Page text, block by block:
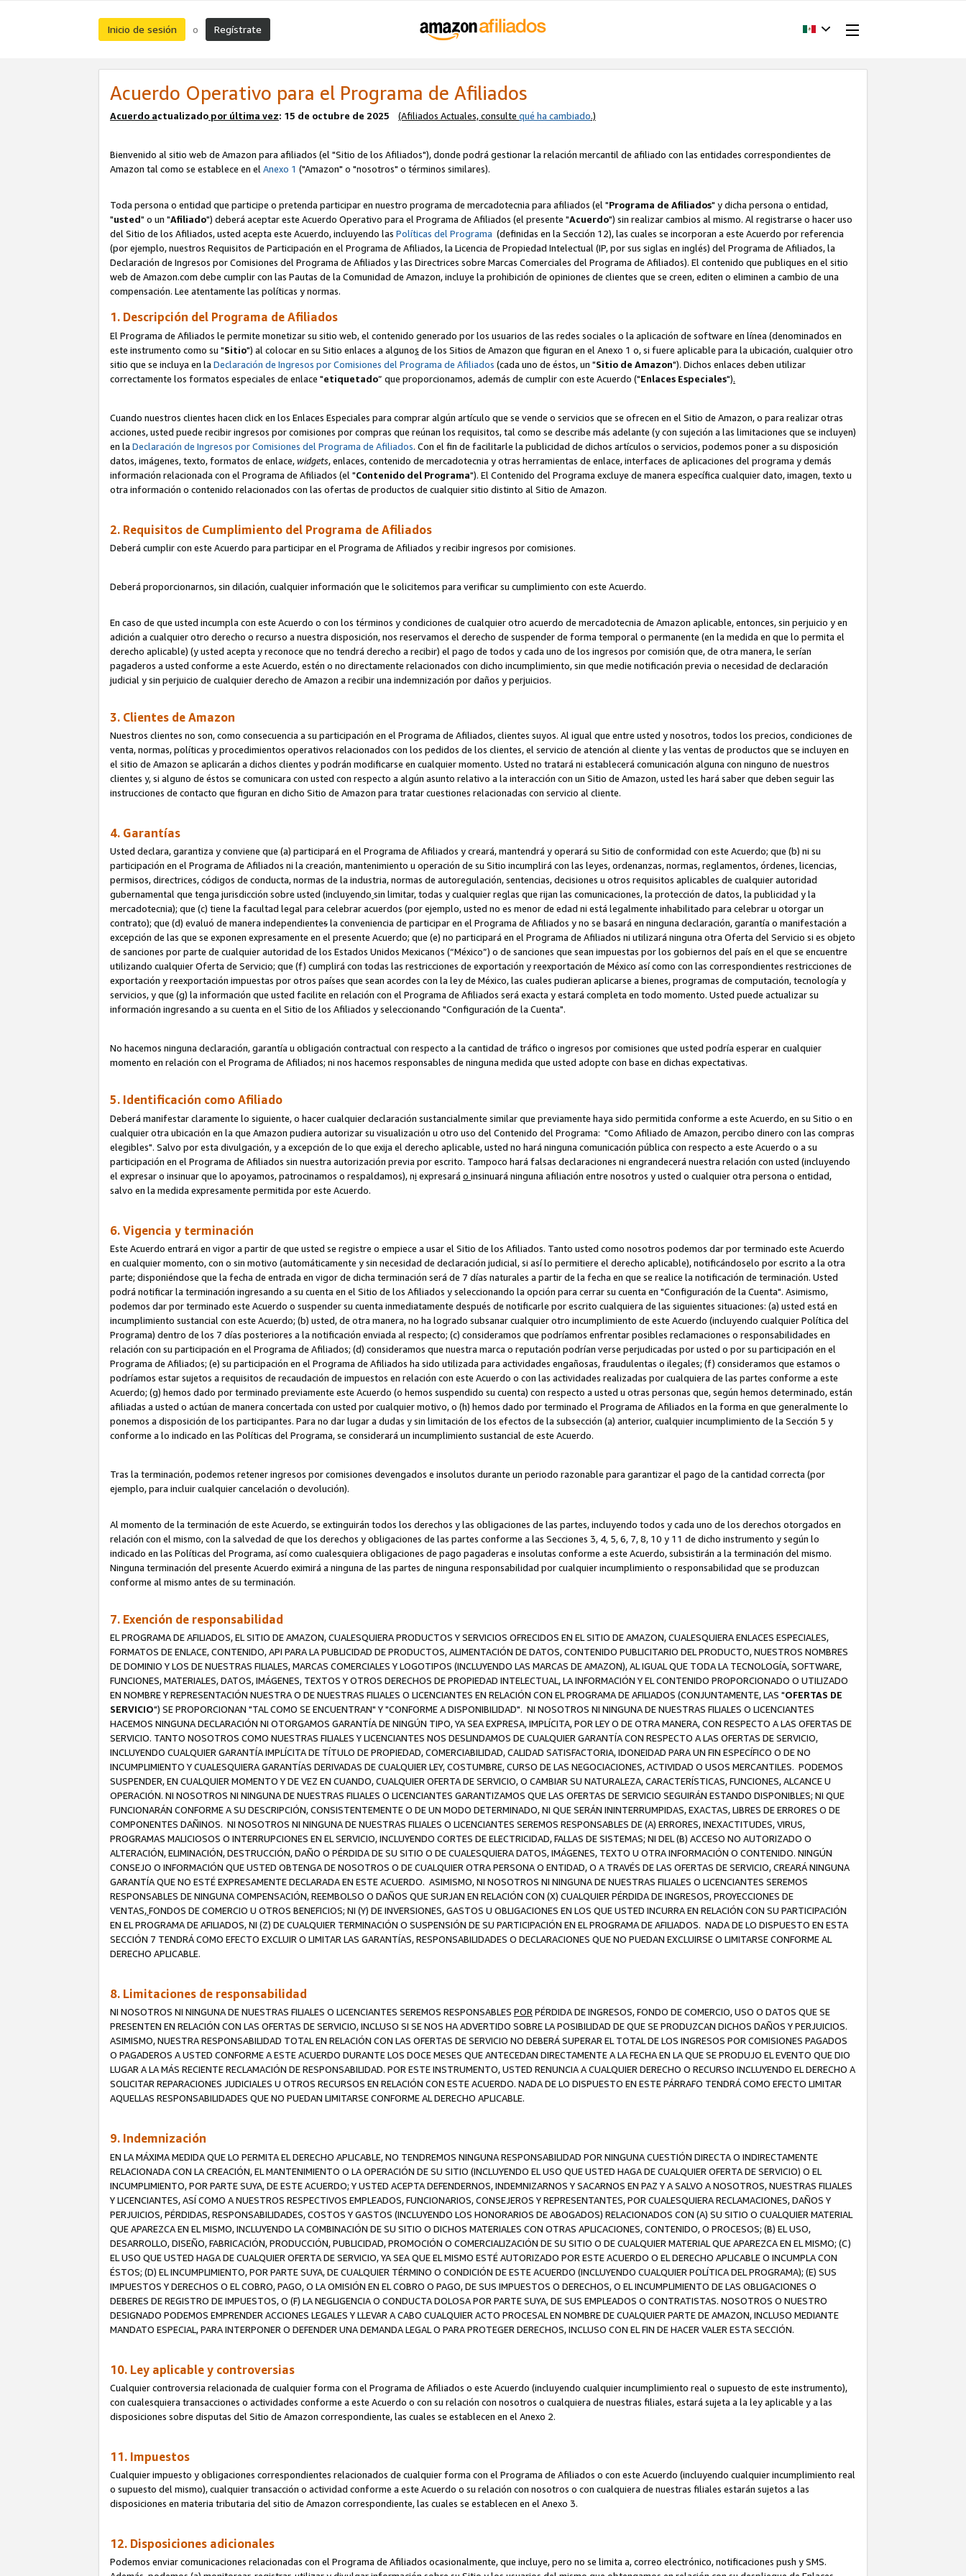
Inicio de sesión o Regístrate
Acuerdo Operativo para el Programa de Afiliados
Acuerdo actualizado por última vez: 15 de octubre de 2025 (Afiliados Actuales, consulte qué ha cambiado.)
Bienvenido al sitio web de Amazon para afiliados (el "Sitio de los Afiliados"), donde podrá gestionar la relación mercantil de afiliado con las entidades correspondientes de
Amazon tal como se establece en elAnexo 1 ("Amazon" o "nosotros" o términos similares).
Toda persona o entidad que participe o pretenda participar en nuestro programa de mercadotecnia para afiliados (el "Programa de Afiliados" y dicha persona o entidad,
"usted" o un "Afiliado") deberá aceptar este Acuerdo Operativo para el Programa de Afiliados (el presente "Acuerdo") sin realizar cambios al mismo. Al registrarse o hacer uso
del Sitio de los Afiliados, usted acepta este Acuerdo, incluyendo las Políticas del Programa (definidas en la Sección 12), las cuales se incorporan a este Acuerdo por referencia
(por ejemplo, nuestros Requisitos de Participación en el Programa de Afiliados, la Licencia de Propiedad Intelectual (IP, por sus siglas en inglés) del Programa de Afiliados, la
Declaración de Ingresos por Comisiones del Programa de Afiliados y las Directrices sobre Marcas Comerciales del Programa de Afiliados). El contenido que publiques en el sitio
web de Amazon.com debe cumplir con las Pautas de la Comunidad de Amazon, incluye la prohibición de opiniones de clientes que se creen, editen o eliminen a cambio de una
compensación. Lee atentamente las políticas y normas.
1. Descripción del Programa de Afiliados
El Programa de Afiliados le permite monetizar su sitio web, el contenido generado por los usuarios de las redes sociales o la aplicación de software en línea (denominados en
este instrumento como su "Sitio") al colocar en su Sitio enlaces a algunos de los Sitios de Amazon que figuran en el Anexo 1 o, si fuere aplicable para la ubicación, cualquier otro
sitio que se incluya en la Declaración de Ingresos por Comisiones del Programa de Afiliados (cada uno de éstos, un "Sitio de Amazon"). Dichos enlaces deben utilizar
correctamente los formatos especiales de enlace "etiquetado” que proporcionamos, además de cumplir con este Acuerdo ("Enlaces Especiales").
Cuando nuestros clientes hacen click en los Enlaces Especiales para comprar algún artículo que se vende o servicios que se ofrecen en el Sitio de Amazon, o para realizar otras
acciones, usted puede recibir ingresos por comisiones por compras que reúnan los requisitos, tal como se describe más adelante (y con sujeción a las limitaciones que se incluyen)
en la Declaración de Ingresos por Comisiones del Programa de Afiliados. Con el fin de facilitarle la publicidad de dichos artículos o servicios, podemos poner a su disposición
datos, imágenes, texto, formatos de enlace,widgets, enlaces, contenido de mercadotecnia y otras herramientas de enlace, interfaces de aplicaciones del programa y demás
información relacionada con el Programa de Afiliados (el "Contenido del Programa"). El Contenido del Programa excluye de manera específica cualquier dato, imagen, texto u
otra información o contenido relacionados con las ofertas de productos de cualquier sitio distinto al Sitio de Amazon.
2. Requisitos de Cumplimiento del Programa de Afiliados
Deberá cumplir con este Acuerdo para participar en el Programa de Afiliados y recibir ingresos por comisiones.
Deberá proporcionarnos, sin dilación, cualquier información que le solicitemos para verificar su cumplimiento con este Acuerdo.
En caso de que usted incumpla con este Acuerdo o con los términos y condiciones de cualquier otro acuerdo de mercadotecnia de Amazon aplicable, entonces, sin perjuicio y en
adición a cualquier otro derecho o recurso a nuestra disposición, nos reservamos el derecho de suspender de forma temporal o permanente (en la medida en que lo permita el
derecho aplicable) (y usted acepta y reconoce que no tendrá derecho a recibir) el pago de todos y cada uno de los ingresos por comisión que, de otra manera, le serían
pagaderos a usted conforme a este Acuerdo, estén o no directamente relacionados con dicho incumplimiento, sin que medie notificación previa o necesidad de declaración
judicial y sin perjuicio de cualquier derecho de Amazon a recibir una indemnización por daños y perjuicios.
3. Clientes de Amazon
Nuestros clientes no son, como consecuencia a su participación en el Programa de Afiliados, clientes suyos. Al igual que entre usted y nosotros, todos los precios, condiciones de
venta, normas, políticas y procedimientos operativos relacionados con los pedidos de los clientes, el servicio de atención al cliente y las ventas de productos que se incluyen en
el sitio de Amazon se aplicarán a dichos clientes y podrán modificarse en cualquier momento. Usted no tratará ni establecerá comunicación alguna con ninguno de nuestros
clientes y, si alguno de éstos se comunicara con usted con respecto a algún asunto relativo a la interacción con un Sitio de Amazon, usted les hará saber que deben seguir las
instrucciones de contacto que figuran en dicho Sitio de Amazon para tratar cuestiones relacionadas con servicio al cliente.
4. Garantías
Usted declara, garantiza y conviene que (a) participará en el Programa de Afiliados y creará, mantendrá y operará su Sitio de conformidad con este Acuerdo; que (b) ni su
participación en el Programa de Afiliados ni la creación, mantenimiento u operación de su Sitio incumplirá con las leyes, ordenanzas, normas, reglamentos, órdenes, licencias,
permisos, directrices, códigos de conducta, normas de la industria, normas de autoregulación, sentencias, decisiones u otros requisitos aplicables de cualquier autoridad
gubernamental que tenga jurisdicción sobre usted (incluyendo sin limitar, todas y cualquier reglas que rijan las comunicaciones, la protección de datos, la publicidad y la
mercadotecnia); que (c) tiene la facultad legal para celebrar acuerdos (por ejemplo, usted no es menor de edad ni está legalmente inhabilitado para celebrar u otorgar un
contrato); que (d) evaluó de manera independientesla conveniencia de participar en el Programa de Afiliados y no se basará en ninguna declaración, garantía o manifestación a
excepción de las que se exponen expresamente en el presente Acuerdo; que (e) no participará en el Programa de Afiliados ni utilizará ninguna otra Oferta del Servicio si es objeto
de sanciones por parte de cualquier autoridad de los Estados Unidos Mexicanos (“México”) o de sanciones que sean impuestas por los gobiernos del país en el que se encuentre
utilizando cualquier Oferta de Servicio; que (f) cumplirá con todas las restricciones de exportación y reexportación de México así como con las correspondientes restricciones de
exportación y reexportación impuestas por otros países que sean acordes con la ley de México, las cuales pudieran aplicarse a bienes, programas de computación, tecnología y
servicios, y que (g) la información que usted facilite en relación con el Programa de Afiliados será exacta y estará completa en todo momento. Usted puede actualizar su
información ingresando a su cuenta en el Sitio de los Afiliados y seleccionando "Configuración de la Cuenta".
No hacemos ninguna declaración, garantía u obligación contractual con respecto a la cantidad de tráfico o ingresos por comisiones que usted podría esperar en cualquier
momento en relación con el Programa de Afiliados; ni nos hacemos responsables de ninguna medida que usted adopte con base en dichas expectativas.
5. Identificación como Afiliado
Deberá manifestar claramente lo siguiente, o hacer cualquier declaración sustancialmente similar que previamente haya sido permitida conforme a este Acuerdo, en su Sitio o en
cualquier otra ubicación en la que Amazon pudiera autorizar su visualización u otro uso del Contenido del Programa: "Como Afiliado de Amazon, percibo dinero con las compras
elegibles". Salvo por esta divulgación, y a excepción de lo que exija el derecho aplicable, usted no hará ninguna comunicación pública con respecto a este Acuerdo o a su
participación en el Programa de Afiliados sin nuestra autorización previa por escrito. Tampoco hará falsas declaraciones ni engrandecerá nuestra relación con usted (incluyendo
el expresar o insinuar que lo apoyamos, patrocinamos o respaldamos), ni expresará o insinuará ninguna afiliación entre nosotros y usted o cualquier otra persona o entidad,
salvo en la medida expresamente permitida por este Acuerdo.
6. Vigencia y terminación
Este Acuerdo entrará en vigor a partir de que usted se registre o empiece a usar el Sitio de los Afiliados. Tanto usted como nosotros podemos dar por terminado este Acuerdo
en cualquier momento, con o sin motivo (automáticamente y sin necesidad de declaración judicial, si así lo permitiere el derecho aplicable), notificándoselo por escrito a la otra
parte; disponiéndose que la fecha de entrada en vigor de dicha terminación será de 7 días naturales a partir de la fecha en que se realice la notificación de terminación. Usted
podrá notificar la terminación ingresando a su cuenta en el Sitio de los Afiliados y seleccionando la opción para cerrar su cuenta en "Configuración de la Cuenta". Asimismo,
podemos dar por terminado este Acuerdo o suspender su cuenta inmediatamente después de notificarle por escrito cualquiera de las siguientes situaciones: (a) usted está en
incumplimiento sustancial con este Acuerdo; (b) usted, de otra manera, no ha logrado subsanar cualquier otro incumplimiento de este Acuerdo (incluyendo cualquier Política del
Programa) dentro de los 7 días posteriores a la notificación enviada al respecto; (c) consideramos que podríamos enfrentar posibles reclamaciones o responsabilidades en
relación con su participación en el Programa de Afiliados; (d) consideramos que nuestra marca o reputación podrían verse perjudicadas por usted o por su participación en el
Programa de Afiliados; (e) su participación en el Programa de Afiliados ha sido utilizada para actividades engañosas, fraudulentas o ilegales; (f) consideramos que estamos o
podríamos estar sujetos a requisitos de recaudación de impuestos en relación con este Acuerdo o con las actividades realizadas por cualquiera de las partes conforme a este
Acuerdo; (g) hemos dado por terminado previamente este Acuerdo (o hemos suspendido su cuenta) con respecto a usted u otras personas que, según hemos determinado, están
afiliadas a usted o actúan de manera concertada con usted por cualquier motivo, o (h) hemos dado por terminado el Programa de Afiliados en la forma en que generalmente lo
ponemos a disposición de los participantes. Para no dar lugar a dudas y sin limitación de los efectos de la subsección (a) anterior, cualquier incumplimiento de la Sección 5 y
conforme a lo indicado en las Políticas del Programa, se considerará un incumplimiento sustancial de este Acuerdo.
Tras la terminación, podemos retener ingresos por comisiones devengados e insolutos durante un periodo razonable para garantizar el pago de la cantidad correcta (por
ejemplo, para incluir cualquier cancelación o devolución).
Al momento de la terminación de este Acuerdo, se extinguirán todos los derechos y las obligaciones de las partes, incluyendo todos y cada uno de los derechos otorgados en
relación con el mismo, con la salvedad de que los derechos y obligaciones de las partes conforme a las Secciones 3, 4, 5, 6, 7, 8, 10 y 11 de dicho instrumento y según lo
indicado en las Políticas del Programa, así como cualesquiera obligaciones de pago pagaderas e insolutas conforme a este Acuerdo, subsistirán a la terminación del mismo.
Ninguna terminación del presente Acuerdo eximirá a ninguna de las partes de ninguna responsabilidad por cualquier incumplimiento o responsabilidad que se produzcan
conforme al mismo antes de su terminación.
7. Exención de responsabilidad
EL PROGRAMA DE AFILIADOS, EL SITIO DE AMAZON, CUALESQUIERA PRODUCTOS Y SERVICIOS OFRECIDOS EN EL SITIO DE AMAZON, CUALESQUIERA ENLACES ESPECIALES,
FORMATOS DE ENLACE, CONTENIDO, API PARA LA PUBLICIDAD DE PRODUCTOS, ALIMENTACIÓN DE DATOS, CONTENIDO PUBLICITARIO DEL PRODUCTO, NUESTROS NOMBRES
DE DOMINIO Y LOS DE NUESTRAS FILIALES, MARCAS COMERCIALES Y LOGOTIPOS (INCLUYENDO LAS MARCAS DE AMAZON), AL IGUAL QUE TODA LA TECNOLOGÍA, SOFTWARE,
FUNCIONES, MATERIALES, DATOS, IMÁGENES, TEXTOS Y OTROS DERECHOS DE PROPIEDAD INTELECTUAL, LA INFORMACIÓN Y EL CONTENIDO PROPORCIONADO O UTILIZADO
EN NOMBRE Y REPRESENTACIÓN NUESTRA O DE NUESTRAS FILIALES O LICENCIANTES EN RELACIÓN CON EL PROGRAMA DE AFILIADOS (CONJUNTAMENTE, LAS "OFERTAS DE
SERVICIO") SE PROPORCIONAN "TAL COMO SE ENCUENTRAN" Y "CONFORME A DISPONIBILIDAD". NI NOSOTROS NI NINGUNA DE NUESTRAS FILIALES O LICENCIANTES
HACEMOS NINGUNA DECLARACIÓN NI OTORGAMOS GARANTÍA DE NINGÚN TIPO, YA SEA EXPRESA, IMPLÍCITA, POR LEY O DE OTRA MANERA, CON RESPECTO A LAS OFERTAS DE
SERVICIO. TANTO NOSOTROS COMO NUESTRAS FILIALES Y LICENCIANTES NOS DESLINDAMOS DE CUALQUIER GARANTÍA CON RESPECTO A LAS OFERTAS DE SERVICIO,
INCLUYENDO CUALQUIER GARANTÍA IMPLÍCITA DE TÍTULO DE PROPIEDAD, COMERCIABILIDAD, CALIDAD SATISFACTORIA, IDONEIDAD PARA UN FIN ESPECÍFICO O DE NO
INCUMPLIMIENTO Y CUALESQUIERA GARANTÍAS DERIVADAS DE CUALQUIER LEY, COSTUMBRE, CURSO DE LAS NEGOCIACIONES, ACTIVIDAD O USOS MERCANTILES. PODEMOS
SUSPENDER, EN CUALQUIER MOMENTO Y DE VEZ EN CUANDO, CUALQUIER OFERTA DE SERVICIO, O CAMBIAR SU NATURALEZA, CARACTERÍSTICAS, FUNCIONES, ALCANCE U
OPERACIÓN. NI NOSOTROS NI NINGUNA DE NUESTRAS FILIALES O LICENCIANTES GARANTIZAMOS QUE LAS OFERTAS DE SERVICIO SEGUIRÁN ESTANDO DISPONIBLES; NI QUE
FUNCIONARÁN CONFORME A SU DESCRIPCIÓN, CONSISTENTEMENTE O DE UN MODO DETERMINADO, NI QUE SERÁN ININTERRUMPIDAS, EXACTAS, LIBRES DE ERRORES O DE
COMPONENTES DAÑINOS. NI NOSOTROS NI NINGUNA DE NUESTRAS FILIALES O LICENCIANTES SEREMOS RESPONSABLES DE (A) ERRORES, INEXACTITUDES, VIRUS,
PROGRAMAS MALICIOSOS O INTERRUPCIONES EN EL SERVICIO, INCLUYENDO CORTES DE ELECTRICIDAD, FALLAS DE SISTEMAS; NI DEL (B) ACCESO NO AUTORIZADO O
ALTERACIÓN, ELIMINACIÓN, DESTRUCCIÓN, DAÑO O PÉRDIDA DE SU SITIO O DE CUALESQUIERA DATOS, IMÁGENES, TEXTO U OTRA INFORMACIÓN O CONTENIDO. NINGÚN
CONSEJO O INFORMACIÓN QUE USTED OBTENGA DE NOSOTROS O DE CUALQUIER OTRA PERSONA O ENTIDAD, O A TRAVÉS DE LAS OFERTAS DE SERVICIO, CREARÁ NINGUNA
GARANTÍA QUE NO ESTÉ EXPRESAMENTE DECLARADA EN ESTE ACUERDO. ASIMISMO, NI NOSOTROS NI NINGUNA DE NUESTRAS FILIALES O LICENCIANTES SEREMOS
RESPONSABLES DE NINGUNA COMPENSACIÓN, REEMBOLSO O DAÑOS QUE SURJAN EN RELACIÓN CON (X) CUALQUIER PÉRDIDA DE INGRESOS, PROYECCIONES DE
VENTAS,FONDOS DE COMERCIO U OTROS BENEFICIOS; NI (Y) DE INVERSIONES, GASTOS U OBLIGACIONES EN LOS QUE USTED INCURRA EN RELACIÓN CON SU PARTICIPACIÓN
EN EL PROGRAMA DE AFILIADOS, NI (Z) DE CUALQUIER TERMINACIÓN O SUSPENSIÓN DE SU PARTICIPACIÓN EN EL PROGRAMA DE AFILIADOS. NADA DE LO DISPUESTO EN ESTA
SECCIÓN 7 TENDRÁ COMO EFECTO EXCLUIR O LIMITAR LAS GARANTÍAS, RESPONSABILIDADES O DECLARACIONES QUE NO PUEDAN EXCLUIRSE O LIMITARSE CONFORME AL
DERECHO APLICABLE.
8. Limitaciones de responsabilidad
NI NOSOTROS NI NINGUNA DE NUESTRAS FILIALES O LICENCIANTES SEREMOS RESPONSABLES PORPÉRDIDA DE INGRESOS, FONDO DE COMERCIO, USO O DATOS QUE SE
PRESENTEN EN RELACIÓN CON LAS OFERTAS DE SERVICIO, INCLUSO SI SE NOS HA ADVERTIDO SOBRE LA POSIBILIDAD DE QUE SE PRODUZCAN DICHOS DAÑOS Y PERJUICIOS.
ASIMISMO, NUESTRA RESPONSABILIDAD TOTAL EN RELACIÓN CON LAS OFERTAS DE SERVICIO NO DEBERÁ SUPERAR EL TOTAL DE LOS INGRESOS POR COMISIONES PAGADOS
O PAGADEROS A USTED CONFORME A ESTE ACUERDO DURANTE LOS DOCE MESES QUE ANTECEDAN DIRECTAMENTE A LA FECHA EN LA QUE SE PRODUJO EL EVENTO QUE DIO
LUGAR A LA MÁS RECIENTE RECLAMACIÓN DE RESPONSABILIDAD. POR ESTE INSTRUMENTO, USTED RENUNCIA A CUALQUIER DERECHO O RECURSO INCLUYENDO EL DERECHO A
SOLICITAR REPARACIONES JUDICIALES U OTROS RECURSOS EN RELACIÓN CON ESTE ACUERDO. NADA DE LO DISPUESTO EN ESTE PÁRRAFO TENDRÁ COMO EFECTO LIMITAR
AQUELLAS RESPONSABILIDADES QUE NO PUEDAN LIMITARSE CONFORME AL DERECHO APLICABLE.
9. Indemnización
EN LA MÁXIMA MEDIDA QUE LO PERMITA EL DERECHO APLICABLE, NO TENDREMOS NINGUNA RESPONSABILIDAD POR NINGUNA CUESTIÓN DIRECTA O INDIRECTAMENTE
RELACIONADA CON LA CREACIÓN, EL MANTENIMIENTO O LA OPERACIÓN DE SU SITIO (INCLUYENDO EL USO QUE USTED HAGA DE CUALQUIER OFERTA DE SERVICIO) O EL
INCUMPLIMIENTO, POR PARTE SUYA, DE ESTE ACUERDO; Y USTED ACEPTA DEFENDERNOS, INDEMNIZARNOS Y SACARNOS EN PAZ Y A SALVO A NOSOTROS, NUESTRAS FILIALES
Y LICENCIANTES, ASÍ COMO A NUESTROS RESPECTIVOS EMPLEADOS, FUNCIONARIOS, CONSEJEROS Y REPRESENTANTES, POR CUALESQUIERA RECLAMACIONES, DAÑOS Y
PERJUICIOS, PÉRDIDAS, RESPONSABILIDADES, COSTOS Y GASTOS (INCLUYENDO LOS HONORARIOS DE ABOGADOS) RELACIONADOS CON (A) SU SITIO O CUALQUIER MATERIAL
QUE APAREZCA EN EL MISMO, INCLUYENDO LA COMBINACIÓN DE SU SITIO O DICHOS MATERIALES CON OTRAS APLICACIONES, CONTENIDO, O PROCESOS; (B) EL USO,
DESARROLLO, DISEÑO, FABRICACIÓN, PRODUCCIÓN, PUBLICIDAD, PROMOCIÓN O COMERCIALIZACIÓN DE SU SITIO O DE CUALQUIER MATERIAL QUE APAREZCA EN EL MISMO; (C)
EL USO QUE USTED HAGA DE CUALQUIER OFERTA DE SERVICIO, YA SEA QUE EL MISMO ESTÉ AUTORIZADO POR ESTE ACUERDO O EL DERECHO APLICABLE O INCUMPLA CON
ÉSTOS; (D) EL INCUMPLIMIENTO, POR PARTE SUYA, DE CUALQUIER TÉRMINO O CONDICIÓN DE ESTE ACUERDO (INCLUYENDO CUALQUIER POLÍTICA DEL PROGRAMA); (E) SUS
IMPUESTOS Y DERECHOS O EL COBRO, PAGO, O LA OMISIÓN EN EL COBRO O PAGO, DE SUS IMPUESTOS O DERECHOS, O EL INCUMPLIMIENTO DE LAS OBLIGACIONES O
DEBERES DE REGISTRO DE IMPUESTOS, O (F) LA NEGLIGENCIA O CONDUCTA DOLOSA POR PARTE SUYA, DE SUS EMPLEADOS O CONTRATISTAS. NOSOTROS O NUESTRO
DESIGNADO PODEMOS EMPRENDER ACCIONES LEGALES Y LLEVAR A CABO CUALQUIER ACTO PROCESAL EN NOMBRE DE CUALQUIER PARTE DE AMAZON, INCLUSO MEDIANTE
MANDATO ESPECIAL, PARA INTERPONER O DEFENDER UNA DEMANDA LEGAL O PARA PROTEGER DERECHOS, INCLUSO CON EL FIN DE HACER VALER ESTA SECCIÓN.
10. Ley aplicable y controversias
Cualquier controversia relacionada de cualquier forma con el Programa de Afiliados o este Acuerdo (incluyendo cualquier incumplimiento real o supuesto de este instrumento),
con cualesquiera transacciones o actividades conforme a este Acuerdo o con su relación con nosotros o cualquiera de nuestras filiales, estará sujeta a la ley aplicable y a las
disposiciones sobre disputas del Sitio de Amazon correspondiente, las cuales se establecen en el Anexo 2.
11. Impuestos
Cualquier impuesto y obligaciones correspondientes relacionados de cualquier forma con el Programa de Afiliados o con este Acuerdo (incluyendo cualquier incumplimiento real
o supuesto del mismo), cualquier transacción o actividad conforme a este Acuerdo o su relación con nosotros o con cualquiera de nuestras filiales estarán sujetos a las
disposiciones en materia tributaria del sitio de Amazon correspondiente, las cuales se establecen en el Anexo 3.
12. Disposiciones adicionales
Podemos enviar comunicaciones relacionadas con el Programa de Afiliados ocasionalmente, que incluye, pero no se limita a, correo electrónico, notificaciones push y SMS.